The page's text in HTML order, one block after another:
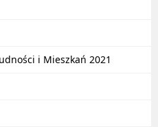
i Mieszkań 2021